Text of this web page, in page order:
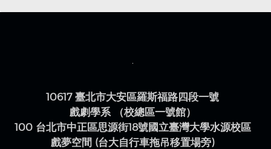
10617 臺北市大安區羅斯福路四段一號
戲劇學系 （校總區一號館）
100 台北市中正區思源街18號國立臺灣大學水源校區
戲夢空間 (台大自行車拖吊移置場旁)